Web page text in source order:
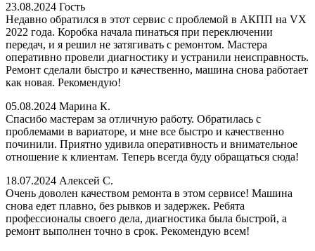
23.08.2024 Гость
Недавно обратился в этот сервис с проблемой в АКПП на VX
2022 года. Коробка начала пинаться при переключении
передач, и я решил не затягивать с ремонтом. Мастера
оперативно провели диагностику и устранили неисправность.
Ремонт сделали быстро и качественно, машина снова работает
как новая. Рекомендую!
05.08.2024 Марина К.
Спасибо мастерам за отличную работу. Обратилась с
проблемами в вариаторе, и мне все быстро и качественно
починили. Приятно удивила оперативность и внимательное
отношение к клиентам. Теперь всегда буду обращаться сюда!
18.07.2024 Алексей С.
Очень доволен качеством ремонта в этом сервисе! Машина
снова едет плавно, без рывков и задержек. Ребята
профессионалы своего дела, диагностика была быстрой, а
ремонт выполнен точно в срок. Рекомендую всем!